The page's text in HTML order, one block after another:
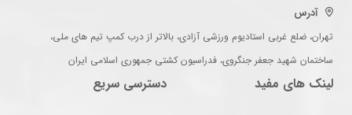
آدرس
تهران، ضلع غربی استادیوم ورزشی آزادی، بالاتر از درب کمپ تیم های ملی،
ساختمان شهید جعفر جنگروی، فدراسیون کشتی جمهوری اسلامی ایران
لینک های مفید دسترسی سریع